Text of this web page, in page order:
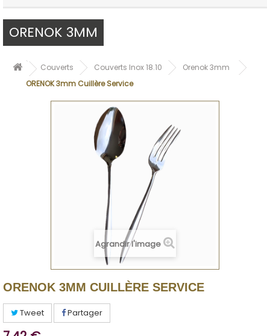
ORENOK 3MM
Couverts Couverts Inox 18.10
Orenok 3mm
ORENOK 3mm Cuillère Service
Agrandir l'image
ORENOK 3MM CUILLÈRE SERVICE
Tweet Partager